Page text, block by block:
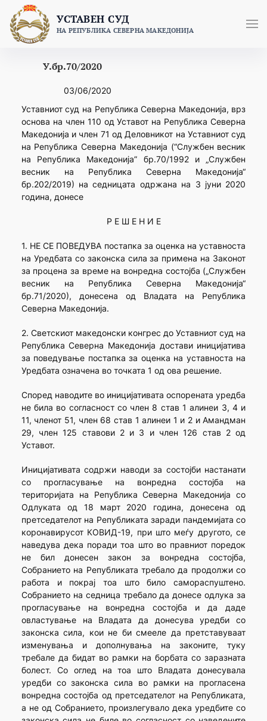
content
УСТАВЕН СУД
НА РЕПУБЛИКА СЕВЕРНА МАКЕДОНИЈА
У.бр.70/2020
03/06/2020
Уставниот суд на Република Северна Македонија, врз
основа на член 110 од Уставот на Република Северна
Македонија и член 71 од Деловникот на Уставниот суд
на Република Северна Македонија (“Службен весник
на Република Македонија” бр.70/1992 и „Службен
весник на Република Северна Македонија“
бр.202/2019) на седницата одржана на 3 јуни 2020
година, донесе
Р Е Ш Е Н И Е
1. НЕ СЕ ПОВЕДУВА постапка за оценка на уставноста
на Уредбата со законска сила за примена на Законот
за процена за време на вонредна состојба („Службен
весник на Република Северна Македонија“
бр.71/2020), донесена од Владата на Република
Северна Македонија.
2. Светскиот македонски конгрес до Уставниот суд на
Република Северна Македонија достави иницијатива
за поведување постапка за оценка на уставноста на
Уредбата означена во точката 1 од ова решение.
Според наводите во иницијативата оспорената уредба
не била во согласност со член 8 став 1 алинеи 3, 4 и
11, членот 51, член 68 став 1 алинеи 1 и 2 и Амандман
29, член 125 ставови 2 и 3 и член 126 став 2 од
Уставот.
Иницијативата содржи наводи за состојби настанати
со прогласување на вонредна состојба на
територијата на Република Северна Македонија со
Одлуката од 18 март 2020 година, донесена од
претседателот на Републиката заради пандемијата со
коронавирусот КОВИД-19, при што меѓу другото, се
наведува дека поради тоа што во правниот поредок
не бил донесен закон за вонредна состојба,
Собранието на Републиката требало да продолжи со
работа и покрај тоа што било самораспуштено.
Собранието на седница требало да донесе одлука за
прогласување на вонредна состојба и да даде
овластување на Владата да донесува уредби со
законска сила, кои не би смееле да претставуваат
изменувања и дополнувања на законите, туку
требале да бидат во рамки на борбата со заразната
болест. Со оглед на тоа што Владата донесувала
уредби со законска сила во рамки на прогласена
вонредна состојба од претседателот на Републиката,
а не од Собранието, произлегувало дека уредбите со